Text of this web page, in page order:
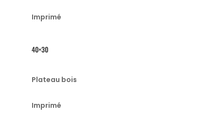
Imprimé
40×30
Plateau bois
Imprimé